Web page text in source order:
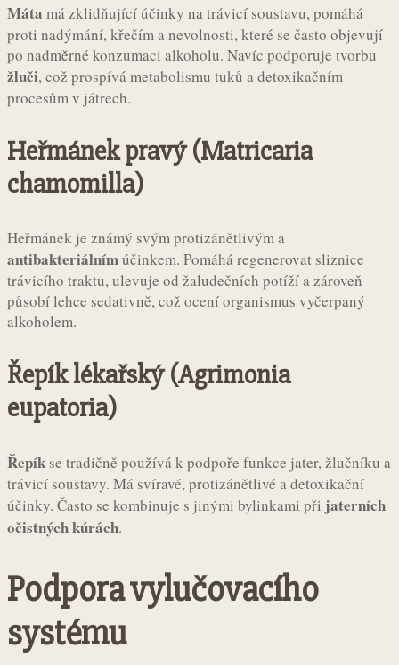
Máta má zklidňující účinky na trávicí soustavu, pomáhá
proti nadýmání, křečím a nevolnosti, které se často objevují
po nadměrné konzumaci alkoholu. Navíc podporuje tvorbu
žluči, což prospívá metabolismu tuků a detoxikačním
procesům v játrech.
Heřmánek pravý (Matricaria
chamomilla)
Heřmánek je známý svým protizánětlivým a
antibakteriálnímúčinkem. Pomáhá regenerovat sliznice
trávicího traktu, ulevuje od žaludečních potíží a zároveň
působí lehce sedativně, což ocení organismus vyčerpaný
alkoholem.
Řepík lékařský (Agrimonia
eupatoria)
Řepík se tradičně používá k podpoře funkce jater, žlučníku a
trávicí soustavy. Má svíravé, protizánětlivé a detoxikační
účinky. Často se kombinuje s jinými bylinkami při jaterních
očistných kúrách.
Podpora vylučovacího
systému